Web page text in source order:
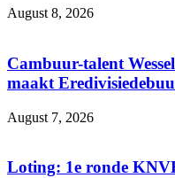
August 8, 2026
Cambuur-talent
maakt
August 7, 2026
Loting: 1e ronde